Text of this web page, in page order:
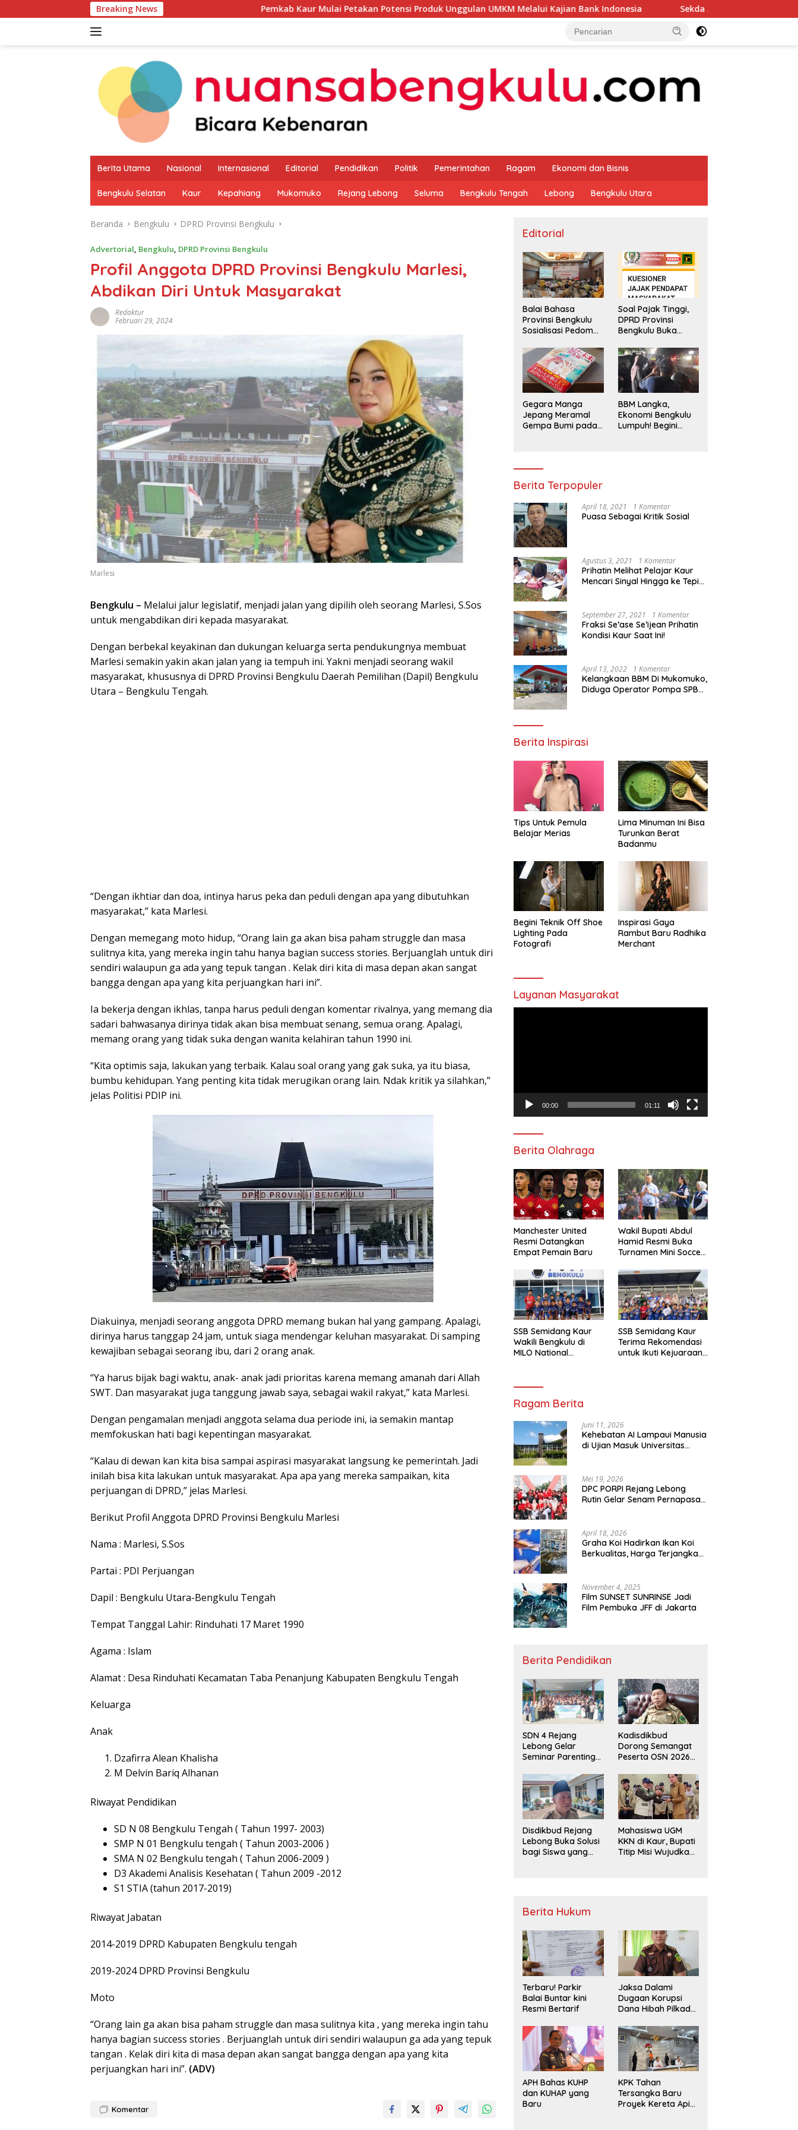
ke
Breaking News Pemkab Kaur Mulai Petakan Potensi Produk Unggulan UMKM Melalui Kajian Bank Indonesia Sekda Apresiasi Inspektorat Provinsi Bengkulu
Berita Utama Nasional Internasional Editorial Pendidikan Politik Pemerintahan Ragam Ekonomi dan Bisnis
Bengkulu Selatan Kaur Kepahiang Mukomuko Rejang Lebong Seluma Bengkulu Tengah Lebong Bengkulu Utara
Beranda Bengkulu DPRD Provinsi Bengkulu
Advertorial, Bengkulu, DPRD Provinsi Bengkulu
Profil Anggota DPRD Provinsi Bengkulu Marlesi,
Abdikan Diri Untuk Masyarakat
Redaktur
Februari 29, 2024
Marlesi
Bengkulu – Melalui jalur legislatif, menjadi jalan yang dipilih oleh seorang Marlesi, S.Sos
untuk mengabdikan diri kepada masyarakat.
Dengan berbekal keyakinan dan dukungan keluarga serta pendukungnya membuat
Marlesi semakin yakin akan jalan yang ia tempuh ini. Yakni menjadi seorang wakil
masyarakat, khususnya di DPRD Provinsi Bengkulu Daerah Pemilihan (Dapil) Bengkulu
Utara – Bengkulu Tengah.
“Dengan ikhtiar dan doa, intinya harus peka dan peduli dengan apa yang dibutuhkan
masyarakat,” kata Marlesi.
Dengan memegang moto hidup, “Orang lain ga akan bisa paham struggle dan masa
sulitnya kita, yang mereka ingin tahu hanya bagian success stories. Berjuanglah untuk diri
sendiri walaupun ga ada yang tepuk tangan . Kelak diri kita di masa depan akan sangat
bangga dengan apa yang kita perjuangkan hari ini”.
Ia bekerja dengan ikhlas, tanpa harus peduli dengan komentar rivalnya, yang memang dia
sadari bahwasanya dirinya tidak akan bisa membuat senang, semua orang. Apalagi,
memang orang yang tidak suka dengan wanita kelahiran tahun 1990 ini.
“Kita optimis saja, lakukan yang terbaik. Kalau soal orang yang gak suka, ya itu biasa,
bumbu kehidupan. Yang penting kita tidak merugikan orang lain. Ndak kritik ya silahkan,”
jelas Politisi PDIP ini.
Diakuinya, menjadi seorang anggota DPRD memang bukan hal yang gampang. Apalagi,
dirinya harus tanggap 24 jam, untuk siaga mendengar keluhan masyarakat. Di samping
kewajiban sebagai seorang ibu, dari 2 orang anak.
“Ya harus bijak bagi waktu, anak- anak jadi prioritas karena memang amanah dari Allah
SWT. Dan masyarakat juga tanggung jawab saya, sebagai wakil rakyat,” kata Marlesi.
Dengan pengamalan menjadi anggota selama dua periode ini, ia semakin mantap
memfokuskan hati bagi kepentingan masyarakat.
“Kalau di dewan kan kita bisa sampai aspirasi masyarakat langsung ke pemerintah. Jadi
inilah bisa kita lakukan untuk masyarakat. Apa apa yang mereka sampaikan, kita
perjuangan di DPRD,” jelas Marlesi.
Berikut Profil Anggota DPRD Provinsi Bengkulu Marlesi
Nama : Marlesi, S.Sos
Partai : PDI Perjuangan
Dapil : Bengkulu Utara-Bengkulu Tengah
Tempat Tanggal Lahir: Rinduhati 17 Maret 1990
Agama : Islam
Alamat : Desa Rinduhati Kecamatan Taba Penanjung Kabupaten Bengkulu Tengah
Keluarga
Anak
Dzafirra Alean Khalisha
M Delvin Bariq Alhanan
Riwayat Pendidikan
SD N 08 Bengkulu Tengah ( Tahun 1997- 2003)
SMP N 01 Bengkulu tengah ( Tahun 2003-2006 )
SMA N 02 Bengkulu tengah ( Tahun 2006-2009 )
D3 Akademi Analisis Kesehatan ( Tahun 2009 -2012
S1 STIA (tahun 2017-2019)
Riwayat Jabatan
2014-2019 DPRD Kabupaten Bengkulu tengah
2019-2024 DPRD Provinsi Bengkulu
Moto
“Orang lain ga akan bisa paham struggle dan masa sulitnya kita , yang mereka ingin tahu
hanya bagian success stories . Berjuanglah untuk diri sendiri walaupun ga ada yang tepuk
tangan . Kelak diri kita di masa depan akan sangat bangga dengan apa yang kita
perjuangkan hari ini”. (ADV)
Komentar
Editorial
Balai Bahasa
Provinsi Bengkulu
Sosialisasi Pedoman
Penggunaan
Bahasa Indonesia
Soal Pajak Tinggi,
DPRD Provinsi
Bengkulu Buka
Pengaduan
Masyarakat
Gegara Manga
Jepang Meramal
Gempa Bumi pada
BBM Langka,
Ekonomi Bengkulu
Lumpuh! Begini
Berita Terpopuler
April 18, 2021 1 Komentar
Puasa Sebagai Kritik Sosial
Agustus 3, 2021 1 Komentar
Prihatin Melihat Pelajar Kaur
Mencari Sinyal Hingga ke Tepi
Segera Bertindak
September 27, 2021 1 Komentar
Fraksi Se’ase Se’ijean Prihatin
Kondisi Kaur Saat Ini!
April 13, 2022 1 Komentar
Kelangkaan BBM Di Mukomuko,
Diduga Operator Pompa SPBU
Berita Inspirasi
Tips Untuk Pemula
Belajar Merias
Lima Minuman Ini Bisa
Turunkan Berat
Badanmu
Begini Teknik Off Shoe
Lighting Pada
Fotografi
Inspirasi Gaya
Rambut Baru Radhika
Merchant
Layanan Masyarakat
00:00 01:11
Berita Olahraga
Manchester United
Resmi Datangkan
Empat Pemain Baru
Wakil Bupati Abdul
Hamid Resmi Buka
Turnamen Mini Soccer
SSB Semidang Kaur
Wakili Bengkulu di
MILO National
SSB Semidang Kaur
Terima Rekomendasi
untuk Ikuti Kejuaraan
Ragam Berita
Juni 11, 2026
Kehebatan AI Lampaui Manusia
di Ujian Masuk Universitas
Mei 19, 2026
DPC PORPI Rejang Lebong
Rutin Gelar Senam Pernapasan
April 18, 2026
Graha Koi Hadirkan Ikan Koi
Berkualitas, Harga Terjangkau
November 4, 2025
Film SUNSET SUNRINSE Jadi
Film Pembuka JFF di Jakarta
Berita Pendidikan
SDN 4 Rejang
Lebong Gelar
Seminar Parenting
Bullying,
Kadisdikbud: Patut
Jadi Contoh
Kadisdikbud
Dorong Semangat
Peserta OSN 2026
Disdikbud Rejang
Lebong Buka Solusi
bagi Siswa yang
Mahasiswa UGM
KKN di Kaur, Bupati
Titip Misi Wujudkan
Berita Hukum
Terbaru! Parkir
Balai Buntar kini
Resmi Bertarif
Jaksa Dalami
Dugaan Korupsi
Dana Hibah Pilkada
Kaur
APH Bahas KUHP
dan KUHAP yang
Baru
KPK Tahan
Tersangka Baru
Proyek Kereta Api